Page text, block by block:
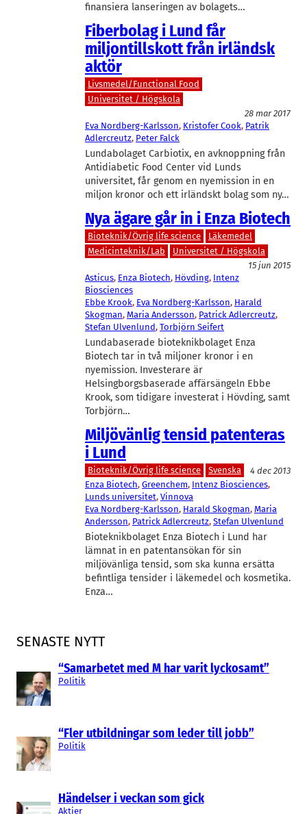
SENASTE NYTT
“Samarbetet med M har varit lyckosamt”
Politik
“Fler utbildningar som leder till jobb”
Politik
Händelser i veckan som gick
Aktier
finansiera lanseringen av bolagets…
Fiberbolag i Lund får
miljontillskott från irländsk
aktör
Livsmedel/Functional Food
Universitet / Högskola
28 mar 2017
Eva Nordberg-Karlsson, Kristofer Cook, Patrik
Adlercreutz, Peter Falck
Lundabolaget Carbiotix, en avknoppning från
Antidiabetic Food Center vid Lunds
universitet, får genom en nyemission in en
miljon kronor och ett irländskt bolag som ny…
Nya ägare går in i Enza Biotech
Bioteknik/Övrig life science
Läkemedel
Medicinteknik/Lab
Universitet / Högskola
15 jun 2015
Asticus, Enza Biotech, Hövding, Intenz
Biosciences
Ebbe Krook, Eva Nordberg-Karlsson, Harald
Skogman, Maria Andersson, Patrick Adlercreutz
Stefan Ulvenlund, Torbjörn Seifert
Lundabaserade bioteknikbolaget Enza
Biotech tar in två miljoner kronor i en
nyemission. Investerare är
Helsingborgsbaserade affärsängeln Ebbe
Krook, som tidigare investerat i Hövding, samt
Torbjörn…
Miljövänlig tensid patenteras
i Lund
Bioteknik/Övrig life science Svenska
4 dec 2013
Enza Biotech, Greenchem, Intenz Biosciences
Lunds universitet, Vinnova
Eva Nordberg-Karlsson, Harald Skogman, Maria
Andersson, Patrick Adlercreutz, Stefan Ulvenlund
Bioteknikbolaget Enza Biotech i Lund har
lämnat in en patentansökan för sin
miljövänliga tensid, som ska kunna ersätta
befintliga tensider i läkemedel och kosmetika.
Enza…